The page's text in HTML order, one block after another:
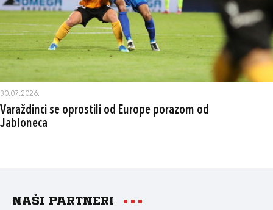
30.07.2026.
Varaždinci se oprostili od Europe porazom od
Jabloneca
Naši partneri